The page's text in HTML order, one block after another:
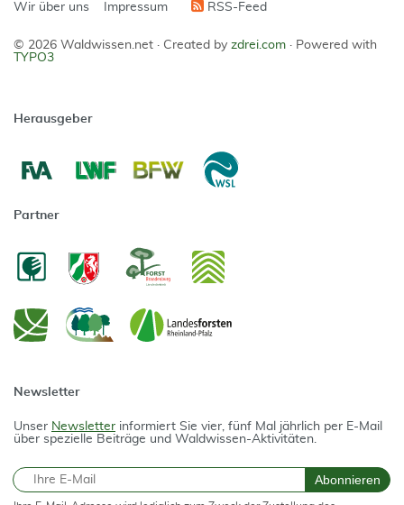
Wir über uns Impressum RSS-Feed
© 2026 Waldwissen.net · Created by zdrei.com · Powered with
TYPO3
Herausgeber
Partner
Newsletter
Unser Newsletter informiert Sie vier, fünf Mal jährlich per E-Mail
über spezielle Beiträge und Waldwissen-Aktivitäten.
E-Mail Abonnieren